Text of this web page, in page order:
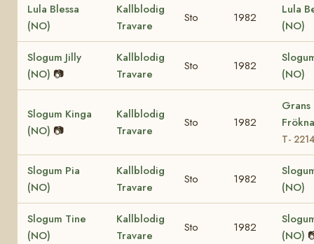
Lula Blessa
(NO)
Kallblodig
Travare
Sto 1982
Lula
(NO)
Slogum Jilly
(NO) 📷
Kallblodig
Travare
Sto 1982
(NO)
Slogum Kinga
(NO) 📷
Kallblodig
Travare
Sto 1982
Grans
T-
Slogum Pia
(NO)
Kallblodig
Travare
Sto 1982
(NO)
Slogum Tine
(NO)
Kallblodig
Travare
Sto 1982
(NO)